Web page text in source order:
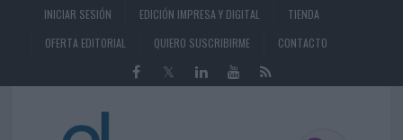
INICIAR SESIÓN EDICIÓN IMPRESA Y DIGITAL
TIENDA
OFERTA EDITORIAL
QUIERO SUSCRIBIRME CONTACTO